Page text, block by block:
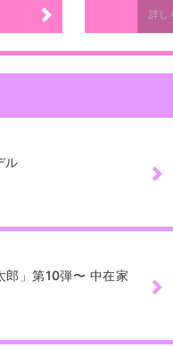
ゴルフ
お
援アプ
提供す
提携契
したの
ます。
ーショ
ントノ
、ティ
、ゴル
詳し
ル
郎」第10弾〜 中在家